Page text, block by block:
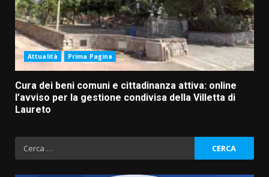
Attualità Prima Pagina
Cura dei beni comuni e cittadinanza attiva: online
l’avviso per la gestione condivisa della Villetta di
Laureto
Ricerca
per: